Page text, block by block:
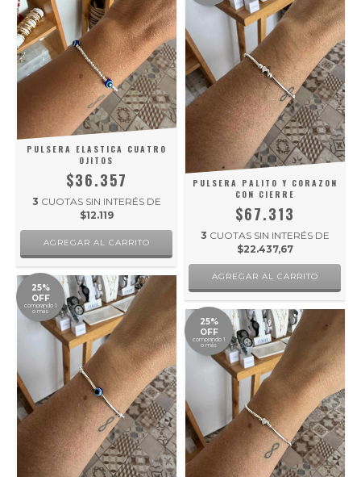
PULSERA ELASTICA CUATRO
OJITOS
$36.357
3 CUOTAS SIN INTERÉS DE
$12.119
PULSERA PALITO Y CORAZON
CON CIERRE
$67.313
3 CUOTAS SIN INTERÉS DE
$22.437,67
25%
OFF
comprando 1
o más
25%
OFF
comprando 1
o más